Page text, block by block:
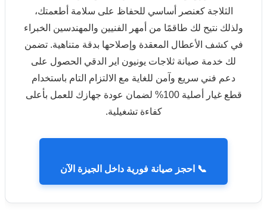
الثلاجة كعنصر أساسي للحفاظ على سلامة أطعمتك،
ولذلك نتيح لك طاقمًا من أمهر الفنيين والمهندسين الخبراء
في كشف الأعطال المعقدة وإصلاحها بدقة متناهية. تضمن
لك خدمة صيانة ثلاجات يونيون اير الدقي الحصول على
دعم فني سريع وآمن للغاية مع الالتزام التام باستخدام
قطع غيار أصلية 100% لضمان عودة جهازك للعمل بأعلى
كفاءة تشغيلية.
📞 احجز صيانة فورية داخل الجيزة الآن